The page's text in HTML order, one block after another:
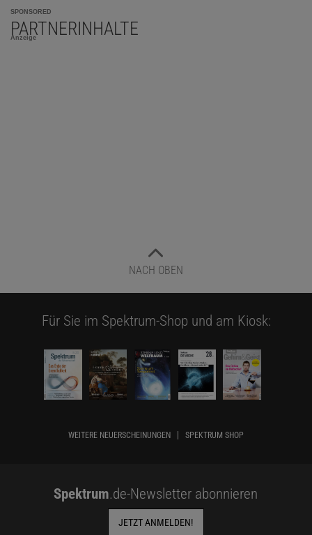
SPONSORED
PARTNERINHALTE
Anzeige
NACH OBEN
Für Sie im Spektrum-Shop und am Kiosk:
WEITERE NEUERSCHEINUNGEN SPEKTRUM SHOP
Spektrum.de-Newsletter abonnieren
JETZT ANMELDEN!